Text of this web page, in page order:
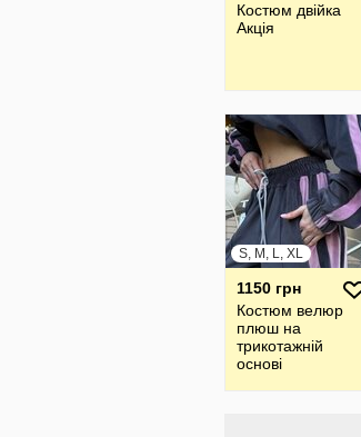
Костюм двійка
Акція
S, M, L, XL
1150 грн
Костюм велюр
плюш на
трикотажній
основі